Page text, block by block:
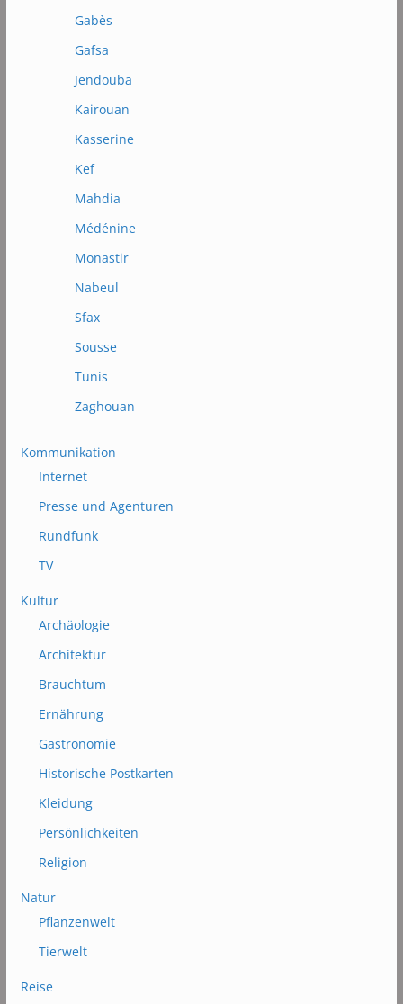
Gabès
Gafsa
Jendouba
Kairouan
Kasserine
Kef
Mahdia
Médénine
Monastir
Nabeul
Sfax
Sousse
Tunis
Zaghouan
Kommunikation
Internet
Presse und Agenturen
Rundfunk
TV
Kultur
Archäologie
Architektur
Brauchtum
Ernährung
Gastronomie
Historische Postkarten
Kleidung
Persönlichkeiten
Religion
Natur
Pflanzenwelt
Tierwelt
Reise